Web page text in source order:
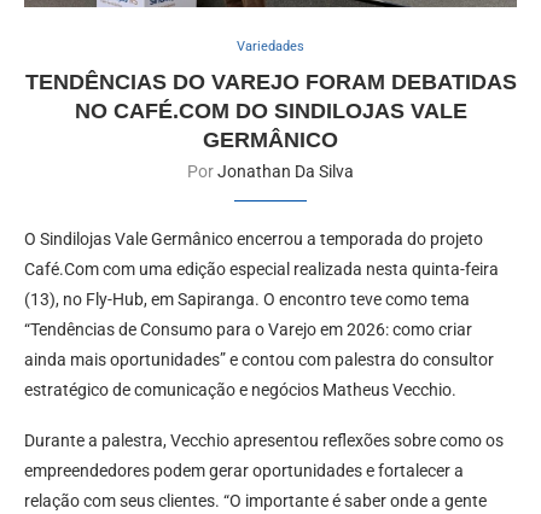
Variedades
TENDÊNCIAS DO VAREJO FORAM DEBATIDAS
NO CAFÉ.COM DO SINDILOJAS VALE
GERMÂNICO
PorJonathan Da Silva
O Sindilojas Vale Germânico encerrou a temporada do projeto
Café.Com com uma edição especial realizada nesta quinta-feira
(13), no Fly-Hub, em Sapiranga. O encontro teve como tema
“Tendências de Consumo para o Varejo em 2026: como criar
ainda mais oportunidades” e contou com palestra do consultor
estratégico de comunicação e negócios Matheus Vecchio.
Durante a palestra, Vecchio apresentou reflexões sobre como os
empreendedores podem gerar oportunidades e fortalecer a
relação com seus clientes. “O importante é saber onde a gente